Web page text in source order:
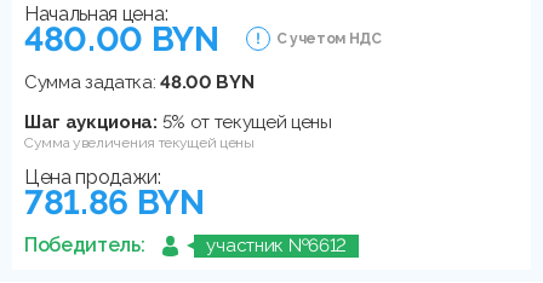
Начальная цена:
480.00 BYN С учетом НДС
Сумма задатка:48.00 BYN
Шаг аукциона: 5% от текущей цены
Сумма увеличения текущей цены
Цена продажи:
781.86 BYN
Победитель: участник №6612